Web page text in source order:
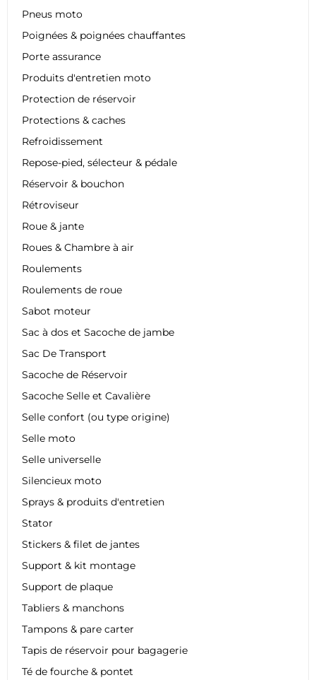
Pneus moto
Poignées & poignées chauffantes
Porte assurance
Produits d'entretien moto
Protection de réservoir
Protections & caches
Refroidissement
Repose-pied, sélecteur & pédale
Réservoir & bouchon
Rétroviseur
Roue & jante
Roues & Chambre à air
Roulements
Roulements de roue
Sabot moteur
Sac à dos et Sacoche de jambe
Sac De Transport
Sacoche de Réservoir
Sacoche Selle et Cavalière
Selle confort (ou type origine)
Selle moto
Selle universelle
Silencieux moto
Sprays & produits d'entretien
Stator
Stickers & filet de jantes
Support & kit montage
Support de plaque
Tabliers & manchons
Tampons & pare carter
Tapis de réservoir pour bagagerie
Té de fourche & pontet